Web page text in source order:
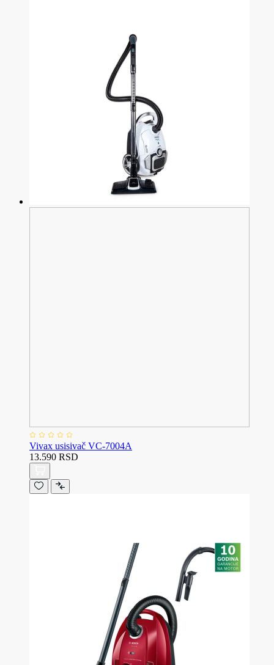
Vivax usisivač VC-7004A
13.590 RSD